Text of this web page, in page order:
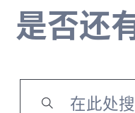
是否还